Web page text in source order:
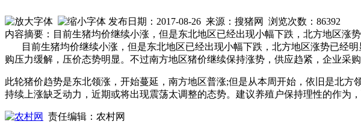
发布日期：2017-08-26 来源：搜猪网 浏览次数： 86392
内容摘要：目前生猪均价继续小涨，但是东北地区已经出现小幅下跌，北方地区涨
目前生猪均价继续小涨，但是东北地区已经出现小幅下跌，北方地区涨势已经
购压力缓解，压价态势明显。不过南方地区猪价继续保持涨势，供应趋紧，企业采购
此轮猪价趋势是东北领涨，开始蔓延，南方地区普涨;但是从本周开始，依旧是北
持续上涨缺乏动力，近期或将出现震荡太调整的态势。建议养殖户保持理性的作为
责任编辑：农村网